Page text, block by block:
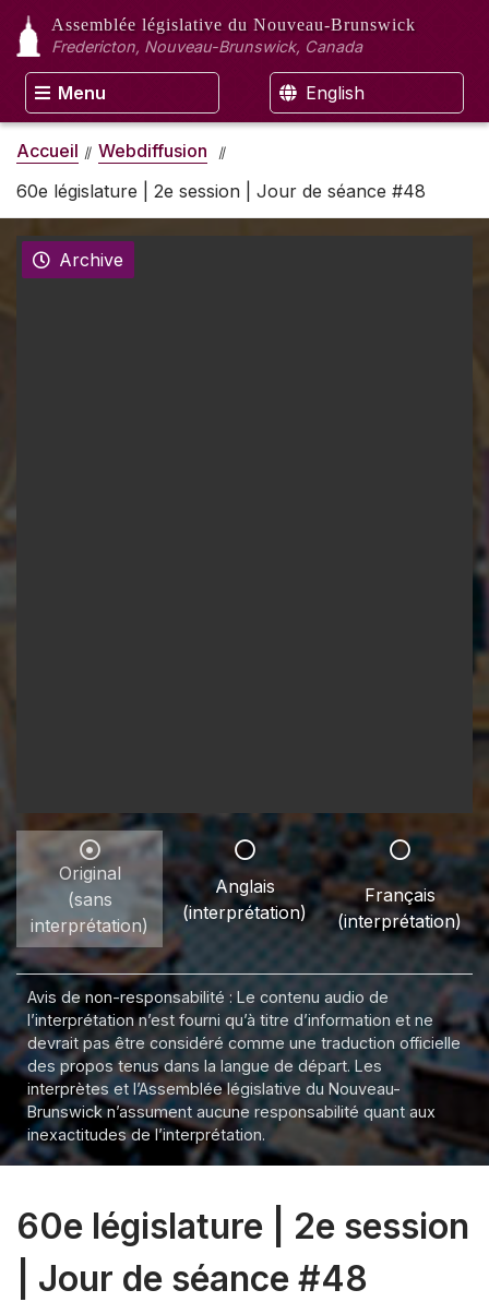
Assemblée législative du Nouveau-Brunswick
Fredericton, Nouveau-Brunswick, Canada
Menu English
Accueil
Webdiffusion
60e législature | 2e session | Jour de séance #48
Archive
Original
(sans
interprétation)
Anglais
(interprétation)
Français
(interprétation)
Avis de non-responsabilité : Le contenu audio de
l’interprétation n’est fourni qu’à titre d’information et ne
devrait pas être considéré comme une traduction officielle
des propos tenus dans la langue de départ. Les
interprètes et l’Assemblée législative du Nouveau-
Brunswick n’assument aucune responsabilité quant aux
inexactitudes de l’interprétation.
60e législature | 2e session
| Jour de séance #48